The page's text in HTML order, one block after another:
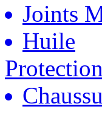
Joints
Huile